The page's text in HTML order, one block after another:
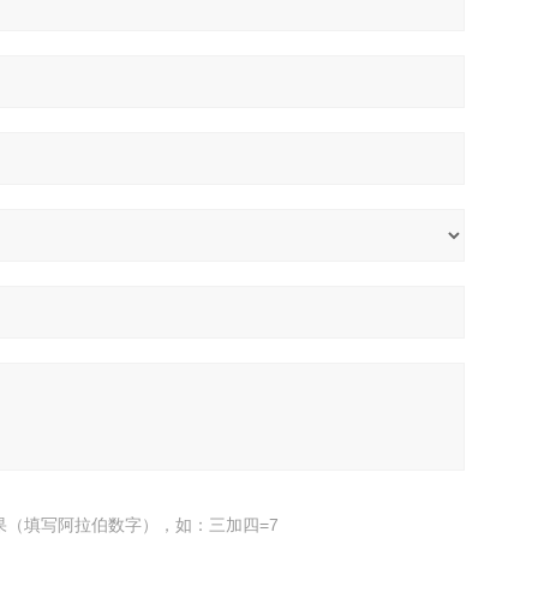
（填写阿拉伯数字），如：三加四=7